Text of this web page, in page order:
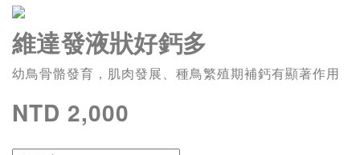
維達發液狀好鈣多
幼鳥骨骼發育，肌肉發展、種鳥繁殖期補鈣有顯著作用
NTD 2,000